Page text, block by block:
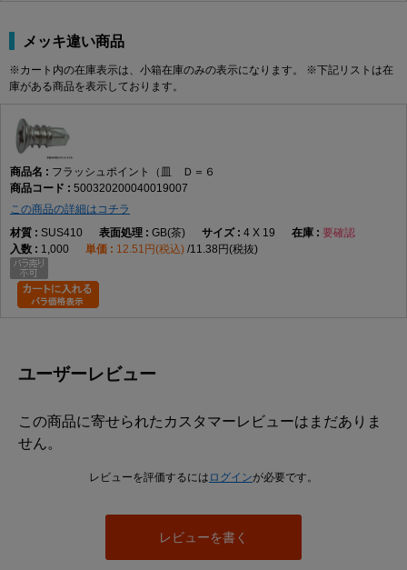
メッキ違い商品
※カート内の在庫表示は、小箱在庫のみの表示になります。 ※下記リストは在
庫がある商品を表示しております。
フラッシュポイント（皿 Ｄ＝６
500320200040019007
この商品の詳細はコチラ
SUS410
GB(茶) 4 X 19
要確認
1,000
12.51円(税込) 11.38円(税抜)
ユーザーレビュー
この商品に寄せられたカスタマーレビューはまだありま
せん。
レビューを評価するには ログインが必要です。
レビューを書く